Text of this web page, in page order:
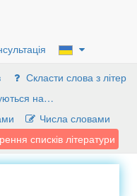
Скласти слова з літер
на…
Числа словами
списків літератури